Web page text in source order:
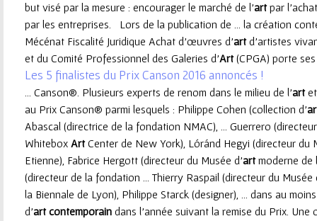
but visé par la mesure : encourager le marché de l'artpar
par les entreprises. Lors de la publication de ... la création
Mécénat Fiscalité Juridique Achat d’œuvres d’artd’artistes
et du Comité Professionnel des Galeries d’Art(CPGA) porte
Les 5 finalistes du Prix Canson 2016 annoncés !
... Canson®. Plusieurs experts de renom dans le milieu de l’artet
au Prix Canson® parmi lesquels : Philippe Cohen (collection d’
Abascal (directrice de la fondation NMAC), ... Guerrero
Whitebox ArtCenter de New York), Lóránd Hegyi (directeur du
Etienne), Fabrice Hergott (directeur du Musée d’artmoderne de
(directeur de la fondation ... Thierry Raspail (directeur du Musée
la Biennale de Lyon), Philippe Starck (designer), ... dans au
d’art contemporain dans l’année suivant la remise du Prix. Une